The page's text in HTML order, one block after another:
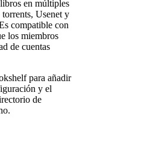
en múltiples
Usenet y
compatible con
los miembros
de cuentas
para añadir
y el
de